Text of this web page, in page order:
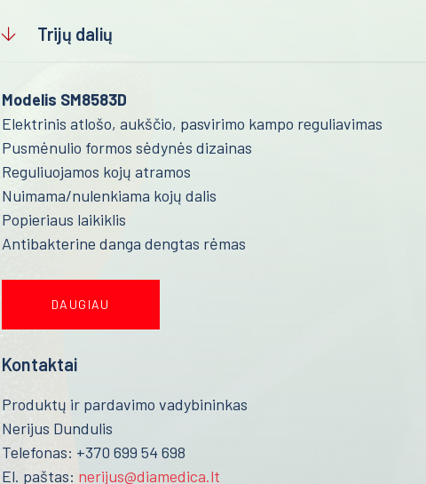
Trijų dalių
Modelis SM8583D
Elektrinis atlošo, aukščio, pasvirimo kampo reguliavimas
Pusmėnulio formos sėdynės dizainas
Reguliuojamos kojų atramos
Nuimama/nulenkiama kojų dalis
Popieriaus laikiklis
Antibakterine danga dengtas rėmas
DAUGIAU
Kontaktai
Produktų ir pardavimo vadybininkas
Nerijus Dundulis
Telefonas: +370 699 54 698
El. paštas: nerijus@diamedica.lt